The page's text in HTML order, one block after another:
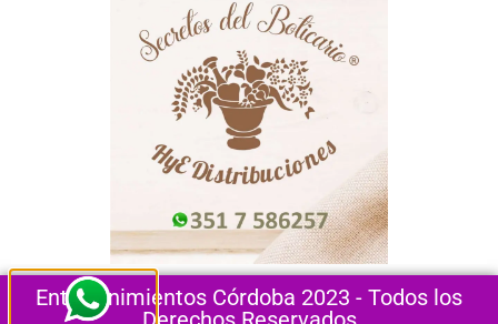
Entretenimientos Córdoba 2023 - Todos los